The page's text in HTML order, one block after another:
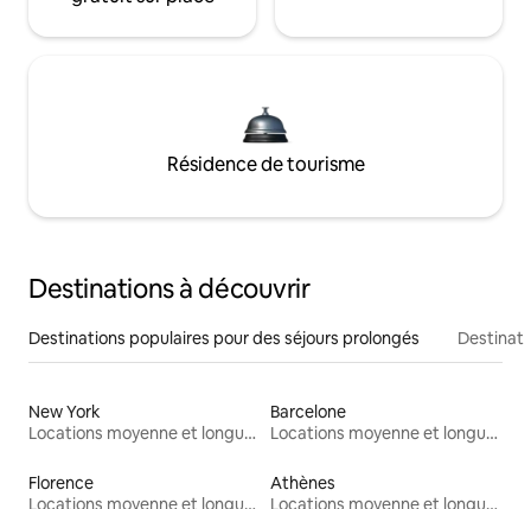
Résidence de tourisme
Destinations à découvrir
Destinations populaires pour des séjours prolongés
New York
Locations moyenne et longue durée
Barcelone
Locations moyenne et longue durée
Florence
Locations moyenne et longue durée
Athènes
Locations moyenne et longue durée